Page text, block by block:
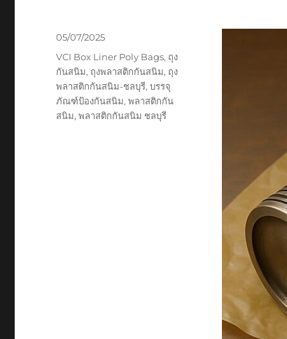
Posted
05/07/2025
Tags
VCI Box Liner Poly Bags, ถุง
กันสนิม, ถุงพลาสติกกันสนิม, ถุง
พลาสติกกันสนิม-ชลบุรี,บรรจุ
ภัณฑ์ป้องกันสนิม,พลาสติกกัน
สนิม,พลาสติกกันสนิม ชลบุรี